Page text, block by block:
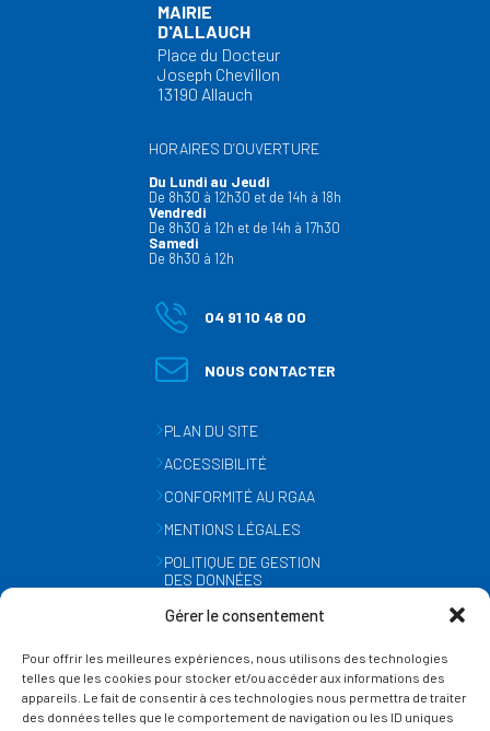
Gérer le consentement
Pour offrir les meilleures expériences, nous utilisons des technologies
telles que les cookies pour stocker et/ou accéder aux informations des
appareils. Le fait de consentir à ces technologies nous permettra de traiter
des données telles que le comportement de navigation ou les ID uniques
MAIRIE
D'ALLAUCH
Place du Docteur
Joseph Chevillon
13190 Allauch
HORAIRES D’OUVERTURE
Du Lundi au Jeudi
De 8h30 à 12h30 et de 14h à 18h
Vendredi
De 8h30 à 12h et de 14h à 17h30
Samedi
De 8h30 à 12h
04 91 10 48 00
NOUS CONTACTER
PLAN DU SITE
ACCESSIBILITÉ
CONFORMITÉ AU RGAA
MENTIONS LÉGALES
POLITIQUE DE GESTION
DES DONNÉES
GESTION DES COOKIES